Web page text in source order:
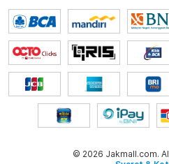
© 2026 Jakmall.com.